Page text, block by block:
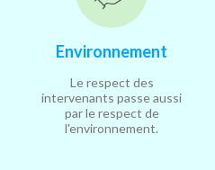
Environnement
Le respect des
intervenants passe aussi
par le respect de
l'environnement.